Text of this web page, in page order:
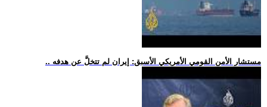
.. مستشار الأمن القومي الأمريكي الأسبق: إيران لم تتخلَّ عن هدفه